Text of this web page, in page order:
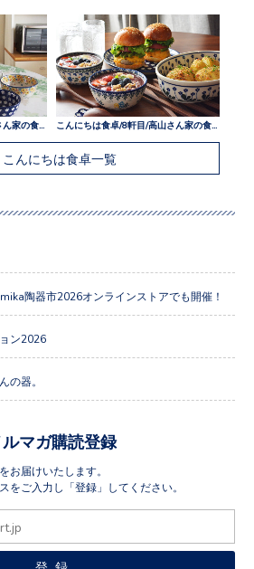
こんにちは食卓/9軒目/本橋さん家の食卓
こんにちは食卓一覧
陶器市2026オンラインストアでも開催！
ン2026
の器。
ルマガ購読登録
お届けいたします。
をご入力し「登録」してください。